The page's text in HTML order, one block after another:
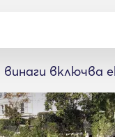
включва